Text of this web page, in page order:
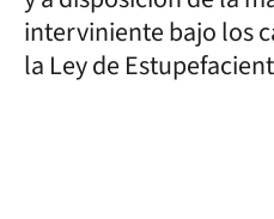
interviniente bajo los
la Ley de